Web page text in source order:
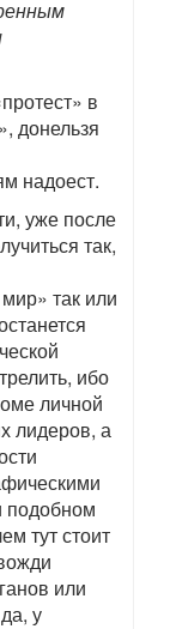
в
донельзя
надоест.
уже после
так,
так или
ибо
личной
лидеров, а
подобном
тут стоит
или
у